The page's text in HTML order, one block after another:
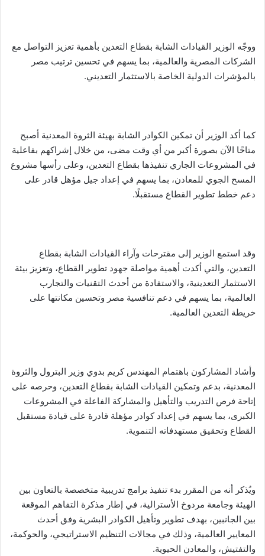
ووجّه الوزير القيادات الشابة بقطاع التعدين بأهمية تعزيز التواصل مع
الشركات المصرية والعالمية، بما يسهم في تحسين ترتيب مصر
بالمؤشرات الدولية الخاصة بالاستثمار التعديني.
كما أكد الوزير أن تمكين الكوادر الشابة بهيئة الثروة المعدنية أصبح
متاحًا الآن بصورة أكبر من أي وقت مضى، من خلال إشراكهم بفاعلية
في المشروعات الجاري تنفيذها بقطاع التعدين، وعلى رأسها مشروع
المسح الجوي للمعادن، بما يسهم في إعداد جيل مؤهل قادر على
دعم خطط تطوير القطاع مستقبلًا.
وقد استمع الوزير إلى مقترحات وآراء القيادات الشابة بقطاع
التعدين، والتي أكدت أهمية مواصلة جهود تطوير القطاع، وتعزيز بيئة
الاستثمار التعدينية، والاستفادة من أحدث التقنيات والتجارب
العالمية، بما يسهم في دعم تنافسية مصر وتحسين مكانتها على
خريطة التعدين العالمية.
وأشاد المشاركون باهتمام المهندس كريم بدوي وزير البترول والثروة
المعدنية، بدعم وتمكين القيادات الشابة بقطاع التعدين، وحرصه على
إتاحة فرص التدريب والتأهيل والمشاركة الفاعلة في المشروعات
الكبرى، بما يسهم في إعداد كوادر مؤهلة قادرة على قيادة مستقبل
القطاع وتحقيق مستهدفاته التنموية.
ويُذكر أنه من المقرر بدء تنفيذ برامج تدريبية متخصصة بالتعاون بين
الهيئة وجامعة مردوخ الأسترالية، في إطار مذكرة التفاهم الموقعة
بين الجانبين، بهدف تطوير وتأهيل الكوادر البشرية وفق أحدث
المعايير العالمية، وذلك في مجالات التنظيم الاستراتيجي، والحوكمة،
والتفتيش، والمعادن الحيوية.